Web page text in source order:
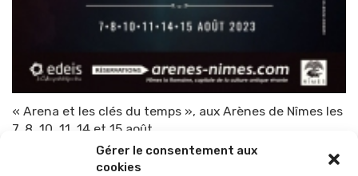
Gérer le consentement aux
cookies
« Arena et les clés du temps », aux Arènes de Nîmes les
7, 8, 10, 11, 14 et 15 août
TOP-PARENTS 3 août 2023